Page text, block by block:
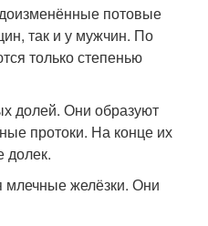
потовые
так и у мужчин. По
только степенью
долей. Они образуют
протоки. На конце их
долек.
млечные желёзки. Они